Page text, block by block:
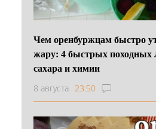
Чем оренбуржцам быстро
жару: 4 быстрых походных
сахара и химии
8 августа 23:50